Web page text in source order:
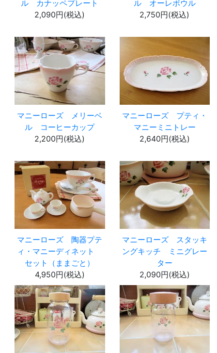
ル カナッペプレート
2,090円(税込)
ル オーレボウル
2,750円(税込)
マニーローズ メリーベ
ル コーヒーカップ
2,200円(税込)
マニーローズ プティ・
マニーミニトレー
2,640円(税込)
マニーローズ 陶器プテ
ィ・マニーディネット
セット（ままごと）
4,950円(税込)
マニーローズ スタッキ
ングキッチ ミニグレー
ター
2,090円(税込)